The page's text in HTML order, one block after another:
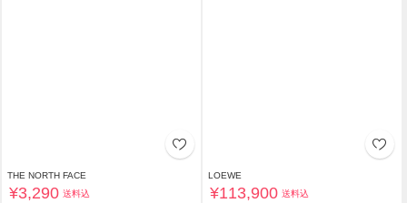
THE NORTH FACE
¥3,290 送料込
LOEWE
¥113,900 送料込